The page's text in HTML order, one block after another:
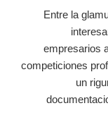
Entre la
empresarios
competiciones
un